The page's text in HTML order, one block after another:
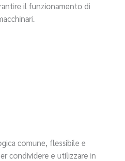
il funzionamento di
comune, flessibile e
condividere e utilizzare in